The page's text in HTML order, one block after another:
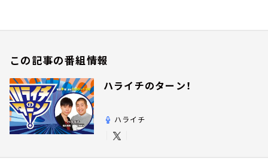
この記事の番組情報
ハライチのターン！
ハライチ